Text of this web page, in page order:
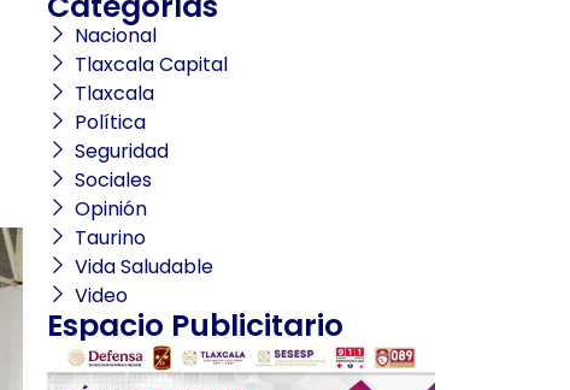
Nacional
Tlaxcala Capital
Tlaxcala
Política
Seguridad
Sociales
Opinión
Taurino
Vida Saludable
Video
Espacio Publicitario